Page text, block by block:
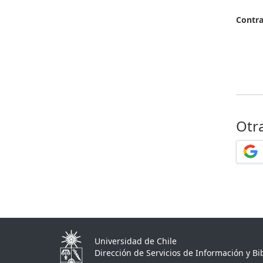
Universidad de Chile
Dirección de Servicios de Información y